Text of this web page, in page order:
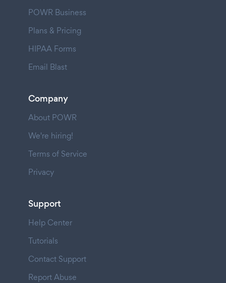
POWR Business
Plans & Pricing
HIPAA Forms
Email Blast
Company
About POWR
We're hiring!
Terms of Service
Privacy
Support
Help Center
Tutorials
Contact Support
Report Abuse